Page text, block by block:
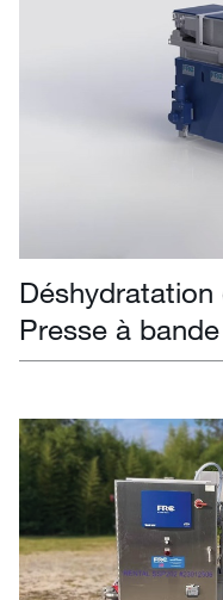
Presse à